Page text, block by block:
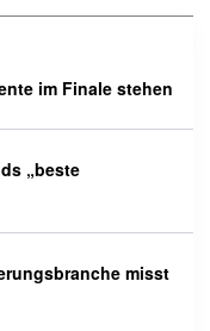
im Finale stehen
„beste
misst